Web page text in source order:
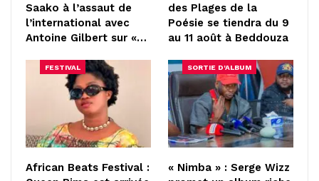
Saako à l’assaut de
l’international avec
Antoine Gilbert sur «…
des Plages de la
Poésie se tiendra du 9
au 11 août à Beddouza
FESTIVAL
African Beats Festival :
SORTIE D'ALBUM
« Nimba » : Serge Wizz